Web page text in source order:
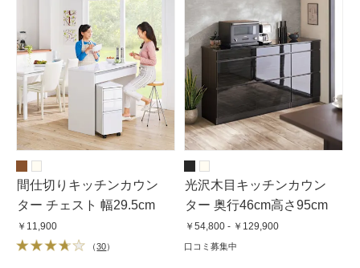
間仕切りキッチンカウン
ター チェスト 幅29.5cm
￥11,900
（30）
光沢木目キッチンカウン
ター 奥行46cm高さ95cm
￥54,800 - ￥129,900
口コミ募集中